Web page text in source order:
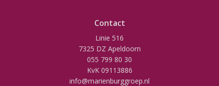
Contact
Linie 516
7325 DZ Apeldoorn
055 799 80 30
KvK 09113886
info@marienburggroep.nl